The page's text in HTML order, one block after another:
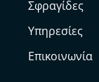
Σφραγίδες
Υπηρεσίες
Επικοινωνία